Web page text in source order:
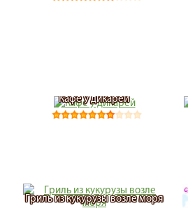
Кафе у дикарей
Гриль из кукурузы возле моря